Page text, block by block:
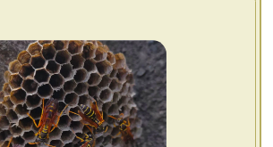
会社概要
お問い合わせ